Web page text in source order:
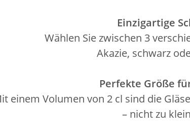
Einzigartige
Wählen Sie zwischen 3
Akazie, schwarz
Perfekte Größe
einem Volumen von 2 cl sind die
– nicht zu